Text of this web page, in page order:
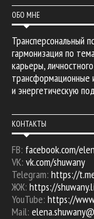
ОБО МНЕ
Трансперсональный
гармонизация по
карьеры,
трансформационные
и энергетическую
КОНТАКТЫ
FB: facebook.com/
VK: vk.com/shuwany
Telegram: https://
ЖЖ: https://
YouTube: https://
Mail: